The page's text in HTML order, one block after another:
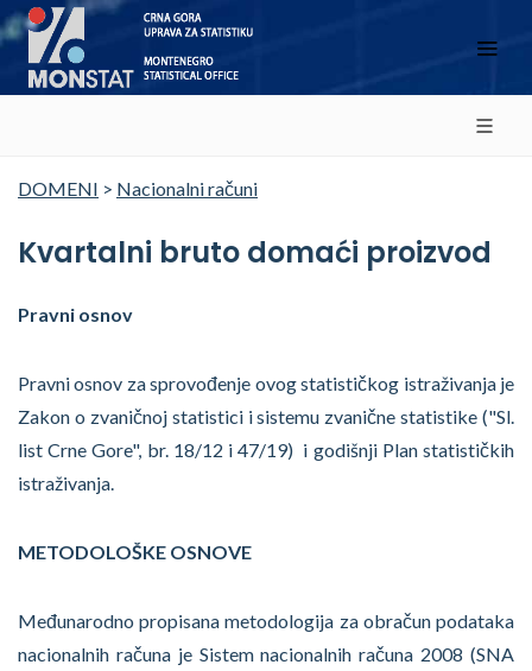
DOMENI > Nacionalni računi
Kvartalni bruto domaći proizvod
Pravni osnov
Pravni osnov za sprovođenje ovog statističkog istraživanja je
Zakon o zvaničnoj statistici i sistemu zvanične statistike ("Sl.
list Crne Gore", br. 18/12 i 47/19) i godišnji Plan statističkih
istraživanja.
METODOLOŠKE OSNOVE
Međunarodno propisana metodologija za obračun podataka
nacionalnih računa je Sistem nacionalnih računa 2008 (SNA